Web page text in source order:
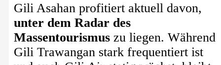
Gili Asahan profitiert aktuell davon,
unter dem Radar des
Massentourismus zu liegen. Während
Gili Trawangan stark frequentiert ist